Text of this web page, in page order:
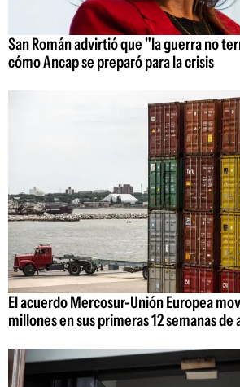
San Román advirtió que "la guerra no
cómo Ancap se preparó para la crisis
El acuerdo Mercosur-Unión Europea
millones en sus primeras 12 semanas de